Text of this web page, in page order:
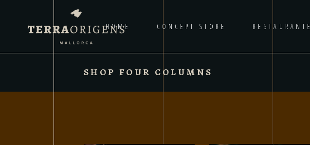
HOME CONCEPT STORE RESTAURANTE
SHOP FOUR COLUMNS